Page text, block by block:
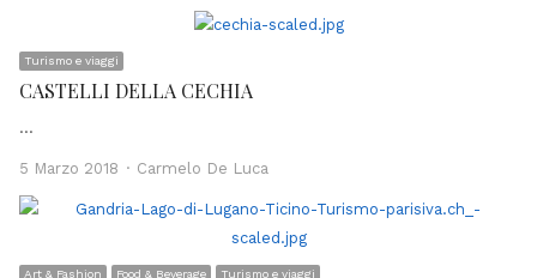
Turismo e viaggi
CASTELLI DELLA CECHIA
…
5 Marzo 2018 Author
Carmelo De Luca
Art & Fashion Food & Beverage Turismo e viaggi